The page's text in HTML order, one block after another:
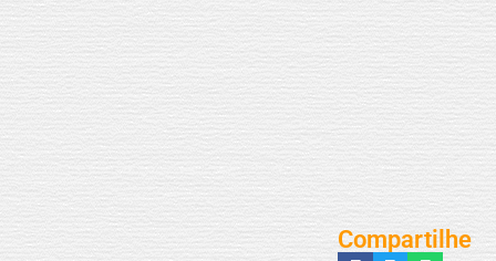
Compartilhe